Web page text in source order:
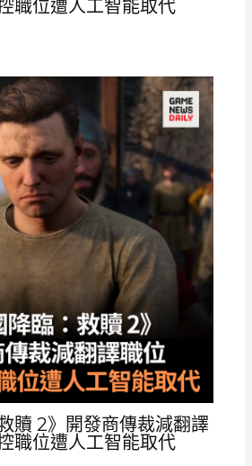
職位遭人工智能取代
贖 2》開發商傳裁減翻譯
職位遭人工智能取代